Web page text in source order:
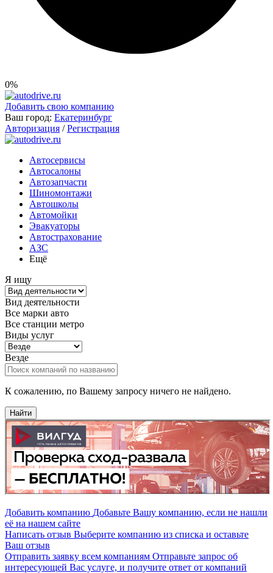
0%
Добавить свою компанию
Ваш город: Екатеринбург
Авторизация / Регистрация
Автосервисы
Автосалоны
Автозапчасти
Шиномонтажи
Автошколы
Автомойки
Эвакуаторы
Автострахование
АЗС
Ещё
Я ищу
Вид деятельности
Все марки авто
Все станции метро
Виды услуг
Везде
К сожалению, по Вашему запросу ничего не найдено.
Найти
Добавить компанию Добавьте Вашу компанию, если не нашли
её на нашем сайте
Написать отзыв Выберите компанию из списка и оставьте
Ваш отзыв
Отправить заявку всем компаниям Отправьте запрос об
интересующей Вас услуге, и получите ответ от компаний